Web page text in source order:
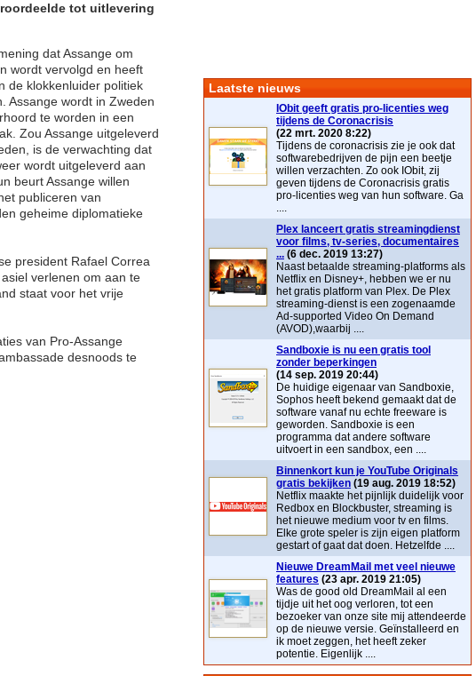
tot uitlevering
dat Assange om
wordt vervolgd en heeft
de klokkenluider politiek
Assange wordt in Zweden
te worden in een
Zou Assange uitgeleverd
is de verwachting dat
wordt uitgeleverd aan
beurt Assange willen
publiceren van
geheime diplomatieke
president Rafael Correa
verlenen om aan te
staat voor het vrije
van Pro-Assange
desnoods te
Laatste nieuws
IObit geeft gratis pro-licenties weg
tijdens de Coronacrisis
(22 mrt. 2020 8:22)
Tijdens de coronacrisis zie je ook dat
softwarebedrijven de pijn een beetje
willen verzachten. Zo ook IObit, zij
geven tijdens de Coronacrisis gratis
pro-licenties weg van hun software. Ga
....
Plex lanceert gratis streamingdienst
voor films, tv-series, documentaires
... (6 dec. 2019 13:27)
Naast betaalde streaming-platforms als
Netflix en Disney+, hebben we er nu
het gratis platform van Plex. De Plex
streaming-dienst is een zogenaamde
Ad-supported Video On Demand
(AVOD),waarbij ....
Sandboxie is nu een gratis tool
zonder beperkingen
(14 sep. 2019 20:44)
De huidige eigenaar van Sandboxie,
Sophos heeft bekend gemaakt dat de
software vanaf nu echte freeware is
geworden. Sandboxie is een
programma dat andere software
uitvoert in een sandbox, een ....
Binnenkort kun je YouTube Originals
gratis bekijken (19 aug. 2019 18:52)
Netflix maakte het pijnlijk duidelijk voor
Redbox en Blockbuster, streaming is
het nieuwe medium voor tv en films.
Elke grote speler is zijn eigen platform
gestart of gaat dat doen. Hetzelfde ....
Nieuwe DreamMail met veel nieuwe
features (23 apr. 2019 21:05)
Was de good old DreamMail al een
tijdje uit het oog verloren, tot een
bezoeker van onze site mij attendeerde
op de nieuwe versie. Geïnstalleerd en
ik moet zeggen, het heeft zeker
potentie. Eigenlijk ....